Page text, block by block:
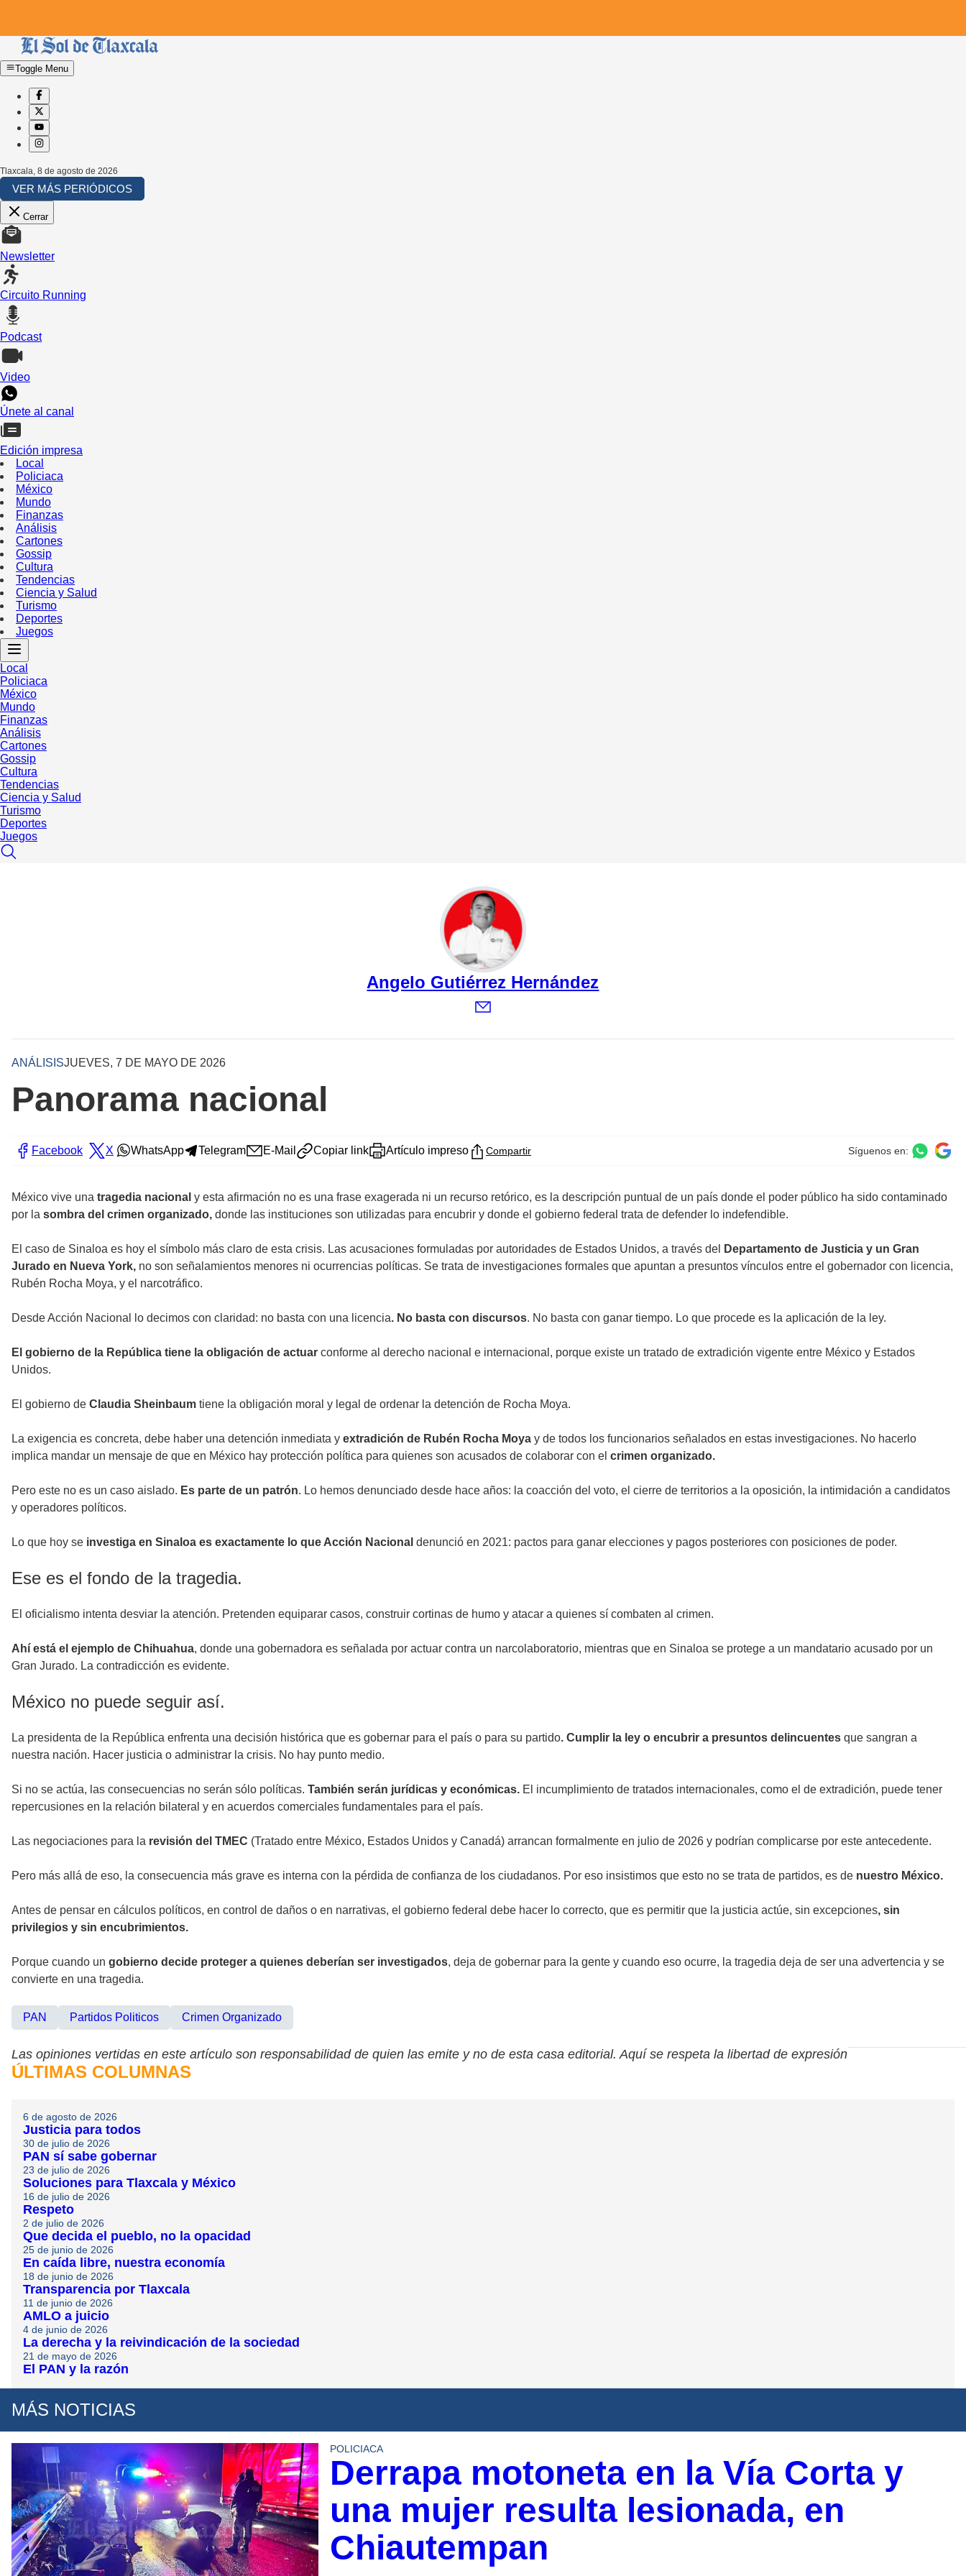
Toggle Menu
Tlaxcala 8 de agosto de 2026
VER MÁS PERIÓDICOS
Cerrar
Newsletter
Circuito Running
Podcast
Video
Únete al canal
Edición impresa
Local
Policiaca
México
Mundo
Finanzas
Análisis
Cartones
Gossip
Cultura
Tendencias
Ciencia y Salud
Turismo
Deportes
Juegos
Local
Policiaca
México
Mundo
Finanzas
Análisis
Cartones
Gossip
Cultura
Tendencias
Ciencia y Salud
Turismo
Deportes
Juegos
Angelo Gutiérrez Hernández
ANÁLISISJUEVES, 7 DE MAYO DE 2026
Panorama nacional
Facebook X WhatsApp Telegram E-Mail Copiar link Artículo impreso Compartir Síguenos en:
México vive una tragedia nacional y esta afirmación no es una frase exagerada ni un recurso retórico, es la descripción puntual de un país donde el poder público ha sido contaminado
por la sombra del crimen organizado, donde las instituciones son utilizadas para encubrir y donde el gobierno federal trata de defender lo indefendible.
El caso de Sinaloa es hoy el símbolo más claro de esta crisis. Las acusaciones formuladas por autoridades de Estados Unidos, a través del
Departamento de Justicia y un Gran
Jurado en Nueva York, no son señalamientos menores ni ocurrencias políticas. Se trata de investigaciones formales que apuntan a presuntos vínculos entre el gobernador con licencia,
Rubén Rocha Moya, y el narcotráfico.
Desde Acción Nacional lo decimos con claridad: no basta con una licencia. No basta con discursos. No basta con ganar tiempo. Lo que procede es la aplicación de la ley.
El gobierno de la República tiene la obligación de actuar conforme al derecho nacional e internacional, porque existe un tratado de extradición vigente entre México y Estados
Unidos.
El gobierno de Claudia Sheinbaum tiene la obligación moral y legal de ordenar la detención de Rocha Moya.
La exigencia es concreta, debe haber una detención inmediata y extradición de Rubén Rocha Moya y de todos los funcionarios señalados en estas investigaciones. No hacerlo
implica mandar un mensaje de que en México hay protección política para quienes son acusados de colaborar con el crimen organizado.
Pero este no es un caso aislado. Es parte de un patrón. Lo hemos denunciado desde hace años: la coacción del voto, el cierre de territorios a la oposición, la intimidación a candidatos
y operadores políticos.
Lo que hoy se investiga en Sinaloa es exactamente lo que Acción Nacional denunció en 2021: pactos para ganar elecciones y pagos posteriores con posiciones de poder.
Ese es el fondo de la tragedia.
El oficialismo intenta desviar la atención. Pretenden equiparar casos, construir cortinas de humo y atacar a quienes sí combaten al crimen.
Ahí está el ejemplo de Chihuahua, donde una gobernadora es señalada por actuar contra un narcolaboratorio, mientras que en Sinaloa se protege a un mandatario acusado por un
Gran Jurado. La contradicción es evidente.
México no puede seguir así.
La presidenta de la República enfrenta una decisión histórica que es gobernar para el país o para su partido. Cumplir la ley o encubrir a presuntos delincuentes que sangran a
nuestra nación. Hacer justicia o administrar la crisis. No hay punto medio.
Si no se actúa, las consecuencias no serán sólo políticas. También serán jurídicas y económicas. El incumplimiento de tratados internacionales, como el de extradición, puede tener
repercusiones en la relación bilateral y en acuerdos comerciales fundamentales para el país.
Las negociaciones para la revisión del TMEC (Tratado entre México, Estados Unidos y Canadá) arrancan formalmente en julio de 2026 y podrían complicarse por este antecedente.
Pero más allá de eso, la consecuencia más grave es interna con la pérdida de confianza de los ciudadanos. Por eso insistimos que esto no se trata de partidos, es de nuestro México.
Antes de pensar en cálculos políticos, en control de daños o en narrativas, el gobierno federal debe hacer lo correcto, que es permitir que la justicia actúe, sin excepciones, sin
privilegios y sin encubrimientos.
Porque cuando un gobierno decide proteger a quienes deberían ser investigados, deja de gobernar para la gente y cuando eso ocurre, la tragedia deja de ser una advertencia y se
convierte en una tragedia.
PAN Partidos Politicos Crimen Organizado
Las opiniones vertidas en este artículo son responsabilidad de quien las emite y no de esta casa editorial. Aquí se respeta la libertad de expresión
ÚLTIMAS COLUMNAS
6 de agosto de 2026
Justicia para todos
30 de julio de 2026
PAN sí sabe gobernar
23 de julio de 2026
Soluciones para Tlaxcala y México
16 de julio de 2026
Respeto
2 de julio de 2026
Que decida el pueblo, no la opacidad
25 de junio de 2026
En caída libre, nuestra economía
18 de junio de 2026
Transparencia por Tlaxcala
11 de junio de 2026
AMLO a juicio
4 de junio de 2026
La derecha y la reivindicación de la sociedad
21 de mayo de 2026
El PAN y la razón
MÁS NOTICIAS
POLICIACA
Derrapa motoneta en la Vía Corta y
una mujer resulta lesionada, en
Chiautempan